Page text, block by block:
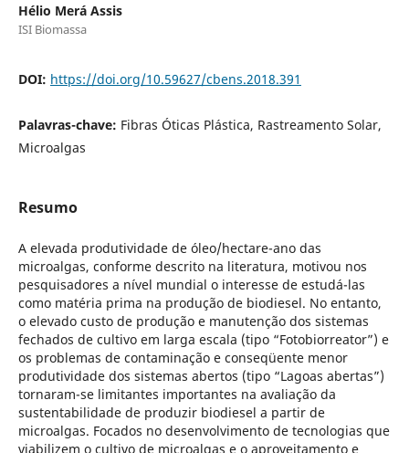
Hélio Merá Assis
ISI Biomassa
DOI: https://doi.org/10.59627/cbens.2018.391
Palavras-chave: Fibras Óticas Plástica, Rastreamento Solar,
Microalgas
Resumo
A elevada produtividade de óleo/hectare-ano das
microalgas, conforme descrito na literatura, motivou nos
pesquisadores a nível mundial o interesse de estudá-las
como matéria prima na produção de biodiesel. No entanto,
o elevado custo de produção e manutenção dos sistemas
fechados de cultivo em larga escala (tipo “Fotobiorreator”) e
os problemas de contaminação e conseqüente menor
produtividade dos sistemas abertos (tipo “Lagoas abertas”)
tornaram-se limitantes importantes na avaliação da
sustentabilidade de produzir biodiesel a partir de
microalgas. Focados no desenvolvimento de tecnologias que
viabilizem o cultivo de microalgas e o aproveitamento e